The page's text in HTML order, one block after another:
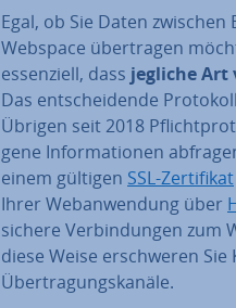
Egal, ob Sie Daten
Webspace über­tra­gen
es­sen­zi­ell, dass jegliche Art
Das ent­schei­den­de
Übrigen seit 2018
ge­ne In­for­ma­tio­nen
einem gültigen SSL-Zer­ti­fi­kat
Ihrer Web­an­wen­dung über
sichere Ver­bin­dun­gen zum
diese Weise er­schwe­ren
Über­tra­gungs­ka­nä­le.